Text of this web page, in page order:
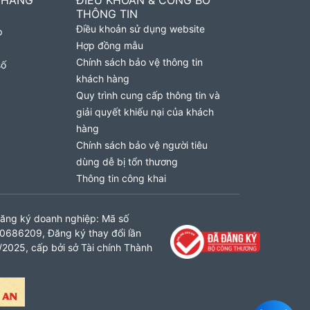
THÔNG TIN
Điều khoản sử dụng website
Hợp đồng mẫu
Chính sách bảo vệ thông tin
khách hàng
Quy trình cung cấp thông tin và
giải quyết khiếu nại của khách
hàng
Chính sách bảo vệ người tiêu
dùng dễ bị tổn thương
Thông tin công khai
ký doanh nghiệp: Mã số
Đăng ký thay đổi lần
cấp bởi sở Tài chính Thành